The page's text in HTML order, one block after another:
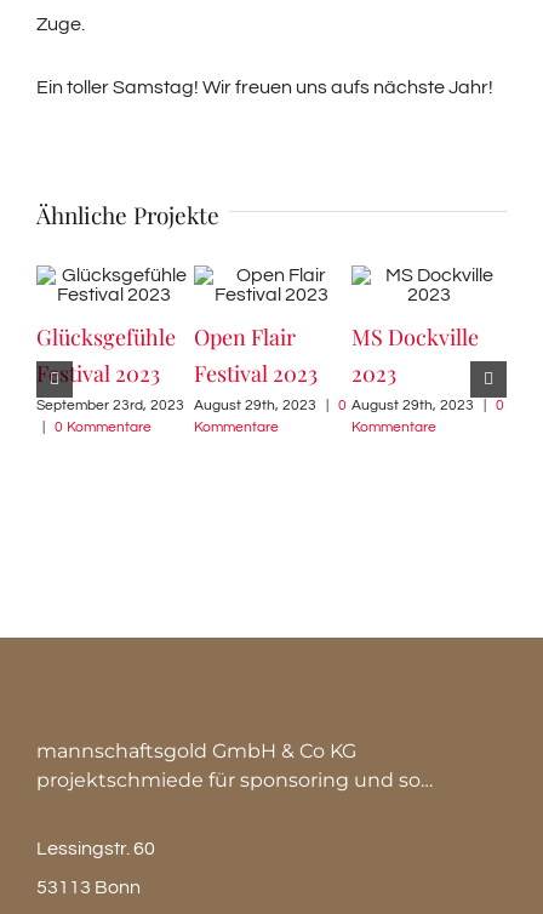
Zuge.
Ein toller Samstag! Wir freuen uns aufs nächste Jahr!
Ähnliche Projekte
Glücksgefühle
Festival 2023
September 23rd, 2023
0 Kommentare
Open Flair
Festival 2023
August 29th, 2023
0
Kommentare
MS Dockville
2023
August 29th, 2023
0
Kommentare
mannschaftsgold GmbH & Co KG
projektschmiede für sponsoring und so…
Lessingstr. 60
53113 Bonn